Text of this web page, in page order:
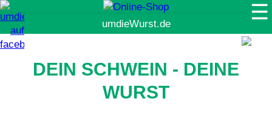
DEIN SCHWEIN - DEINE
WURST
☰